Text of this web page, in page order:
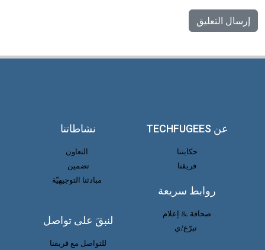
عن TECHFUGEES
حكايتنا
فريقنا
نشاطاتنا
التعاون
تضمين
مبادئنا التوجيهيّة
روابط سريعة
صحافة & إعلام
تبرّع/ي
لنبقَ على تواصل
للتواصل مع فريقنا